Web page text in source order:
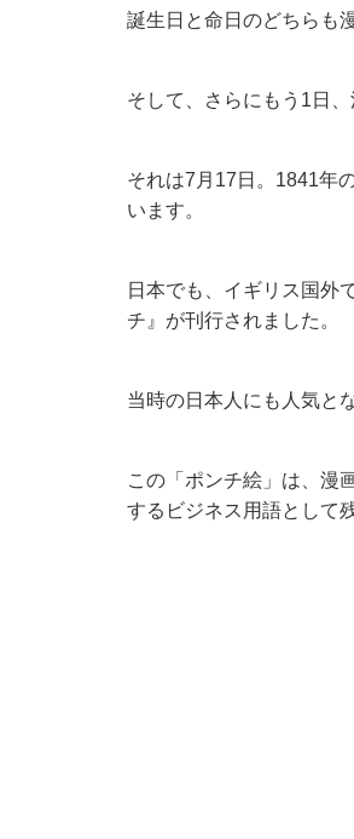
誕生日と命日のどちらも
そして、さらにもう1日
それは7月17日。1841年
います。
日本でも、イギリス国外
チ』が刊行されました。
当時の日本人にも人気と
この「ポンチ絵」は、漫
するビジネス用語として